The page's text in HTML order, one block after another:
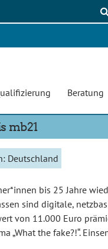
Beratung
mb21
Deutschland
bis 25 Jahre
sind digitale,
von 11.000 Euro
„What the fake?!“.